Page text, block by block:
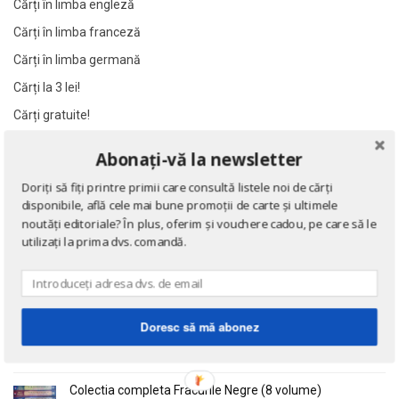
Al James
Al. Alexianu
Al. Caprariu
Al. Dumitrescu
Al. Philippide
Alain Besancon
Alain Bombard
Alain Danielou
Alain Lallemand
Alain Lesage
Alain Manevy
Alan Butler
Al James
Al. Alexianu
Al. Caprariu
Al. Dumitrescu
Al. Philippide
Alain Besancon
Alain Bombard
Alain Danielou
Alain Lallemand
Alain Lesage
Alain Manevy
Alan Butler
Cărți în limba engleză
Cărți în limba franceză
Cărți în limba germană
Cărți la 3 lei!
Cărți gratuite!
Eseuri
de Emil Cioran
Colectia completa Fracurile Negre (8 volume)
Abonați-vă la newsletter
Doriți să fiți printre primii care consultă listele noi de cărți
disponibile, află cele mai bune promoții de carte și ultimele
noutăți editoriale? În plus, oferim și vouchere cadou, pe care să le
utilizați la prima dvs. comandă.
Doresc să mă abonez